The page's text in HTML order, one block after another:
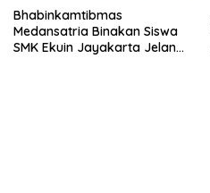
Bhabinkamtibmas
Medansatria Binakan Siswa
SMK Ekuin Jayakarta Jelang